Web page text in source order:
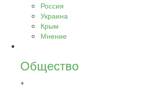
Россия
Украина
Крым
Мнение
Общество
+